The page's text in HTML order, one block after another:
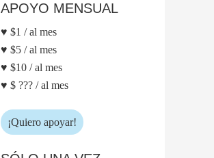
APOYO MENSUAL
♥ $1 / al mes
♥ $5 / al mes
♥ $10 / al mes
♥ $ ??? / al mes
¡Quiero apoyar!